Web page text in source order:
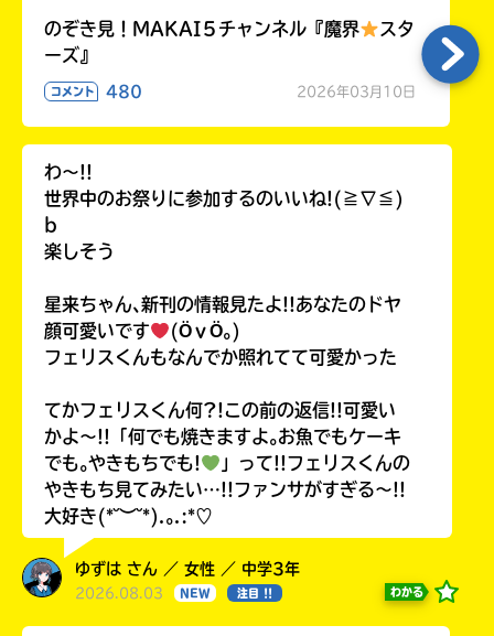
のぞき見！MAKAI５チャンネル『魔界
スタ
ーズ』
コメント 480 2026年03月10日
わ〜!!
世界中のお祭りに参加するのいいね!(≧∇≦)
b
楽しそう
星来ちゃん､新刊の情報見たよ!!あなたのドヤ
顔可愛いです
(ӦｖӦ｡)
フェリスくんもなんでか照れてて可愛かった
てかフェリスくん何?!この前の返信!!可愛い
かよ〜!!「何でも焼きますよ｡お魚でもケーキ
でも｡やきもちでも!
」って!!フェリスくんの
やきもち見てみたい…!!ファンサがすぎる〜!!
大好き(*˘︶˘*).｡.:*♡
ゆずは さん ／ 女性 ／ 中学3年
2026.08.03 NEW 注目 !! わかる